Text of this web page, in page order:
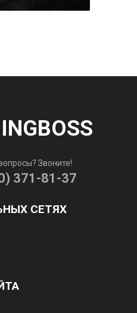
Звоните!
371-81-37
СЕТЯХ